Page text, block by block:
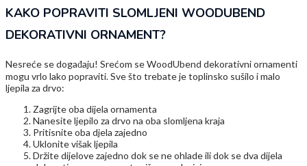
KAKO POPRAVITI SLOMLJENI WOODUBEND
DEKORATIVNI ORNAMENT?
Nesreće se događaju! Srećom se WoodUbend dekorativni ornamenti
mogu vrlo lako popraviti. Sve što trebate je toplinsko sušilo i malo
ljepila za drvo:
Zagrijte oba dijela ornamenta
Nanesite ljepilo za drvo na oba slomljena kraja
Pritisnite oba djela zajedno
Uklonite višak ljepila
Držite dijelove zajedno dok se ne ohlade ili dok se dva dijela